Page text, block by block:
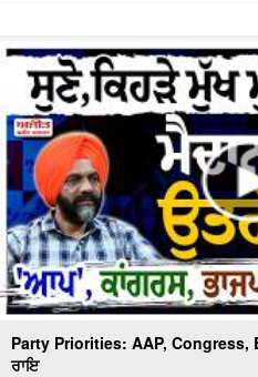
Party Priorities: AAP, Congress,
ਰਾਇ